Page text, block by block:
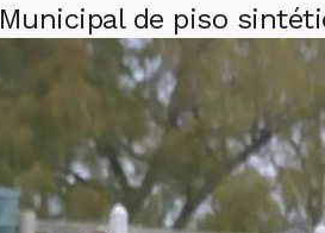
de piso